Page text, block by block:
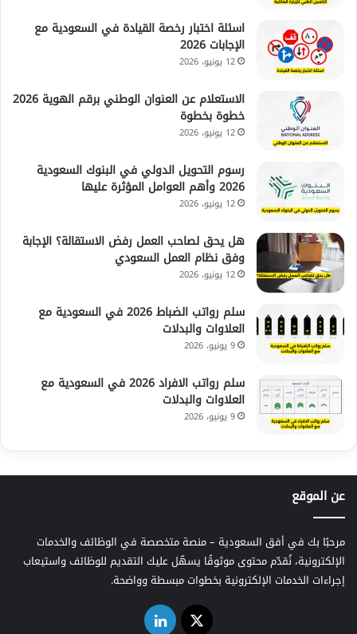
اسئلة اختبار رخصة القيادة في السعودية مع
الإجابات 2026
12 يونيو، 2026
الاستعلام عن العنوان الوطني برقم الهوية 2026
خطوة بخطوة
12 يونيو، 2026
رسوم التحويل الدولي في البنوك السعودية
2026 وأهم العوامل المؤثرة عليها
12 يونيو، 2026
هل يحق لصاحب العمل رفض الاستقالة؟ الإجابة
وفق نظام العمل السعودي
12 يونيو، 2026
سلم رواتب الضباط 2026 في السعودية مع
العلاوات والبدلات
9 يونيو، 2026
سلم رواتب الافراد 2026 في السعودية مع
العلاوات والبدلات
9 يونيو، 2026
عن الموقع
مرحبًا بك في أفق السعودية – منصة متخصصة في الوظائف والخدمات
الإلكترونية، نُقدّم محتوى موثوقًا يسهّل عليك التقديم للوظائف واستيعاب
إجراءات الخدمات الإلكترونية بخطوات مبسطة وواضحة.
‫X لينكدإن